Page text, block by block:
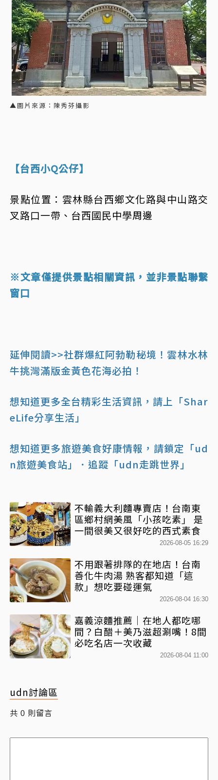
▲圖片來源：陳秀芬攝影
【台西小Q公仔】
景點位置：雲林縣台西鄉文化路與中山路交
叉路口一帶、台西國民中學周邊
※文章僅提供景點相關資訊，並非景點聯繫
窗口
延伸閱讀>>社群爆紅阿勃勒秘境！雲林水林
牛挑灣滿版金黃色花海必拍！
想知道更多全台精彩生活資訊，請上「Shar
eLife分享生活」
想知道更多旅遊美食好康情報，請鎖定「ud
n旅遊美食站」
．追蹤「udn走跳世界」
不輸義大利麵專賣店！台南東
區鄉村網美風「小孩吃素」 是
一間很美又很好吃的西式素食
2026-08-05 16:29
不用跟著排隊的在地店！台南
善化牛肉湯 熟客都知道「這
款」想吃要碰運氣
2026-08-04 16:30
嘉義涼麵推薦｜在地人都吃哪
間？白醋＋美乃滋超涮嘴！8間
必吃名店一次收藏
2026-08-04 11:00
udn討論區
共 0 則留言